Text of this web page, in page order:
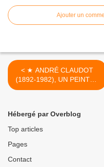
Ajouter un
< ★ ANDRÉ CLAUDOT
(1892-1982), UN PEINTRE
LIBERTAIRE
Hébergé par Overblog
Top articles
Pages
Contact